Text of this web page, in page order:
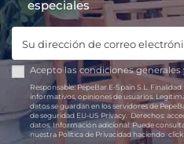
especiales
Acepto las condiciones generales
Responsable:PepeBar E-Spain S.L. Finalidad:
informativos, opiniones de usuarios.
datos se guardan en los servidores de
de seguridad EU-US Privacy. Derechos:
datos.Información adicional:Puede
nuestra Política de Privacidad haciendoclick